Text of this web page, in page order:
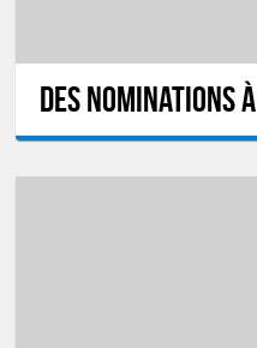
Des nominations